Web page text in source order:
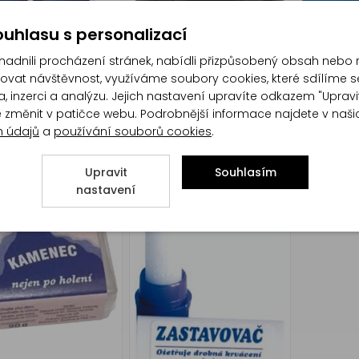
Men Sensitive
pleťový krém, 75
Nivea Men Protect &
Care pánský pleťový gel,
50 ml
Nivea
pleťový
s personalizací
procházení stránek, nabídli přizpůsobený obsah nebo
návštěvnost, využíváme soubory cookies, které sdílíme
inzerci a analýzu. Jejich nastavení upravíte odkazem
změnit v patičce webu. Podrobnější informace najdete v
údajů a používání souborů cookies.
Upravit
nastavení
Souhlasím